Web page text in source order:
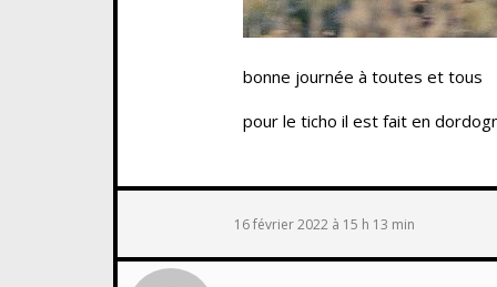
bonne journée à toutes et tous
pour le ticho il est fait en
16 février 2022 à 15 h 13 min